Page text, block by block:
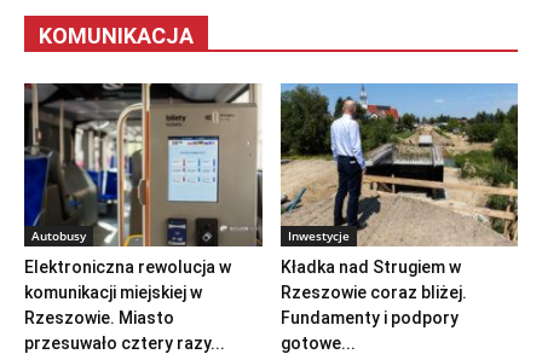
KOMUNIKACJA
Autobusy
Elektroniczna rewolucja w
komunikacji miejskiej w
Rzeszowie. Miasto
przesuwało cztery razy...
Inwestycje
Kładka nad Strugiem w
Rzeszowie coraz bliżej.
Fundamenty i podpory
gotowe...